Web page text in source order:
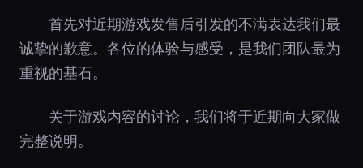
首先对近期游戏发售后引发的不满表达我们最
诚挚的歉意。各位的体验与感受，是我们团队最为
重视的基石。
关于游戏内容的讨论，我们将于近期向大家做
完整说明。